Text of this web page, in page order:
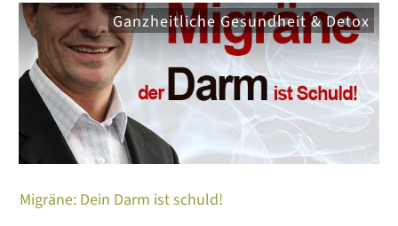
Ganzheitliche Gesundheit & Detox
Migräne: Dein Darm ist schuld!